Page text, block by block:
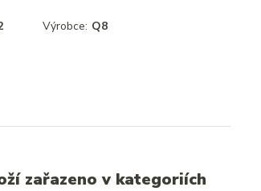
Výrobce: Q8
zařazeno v kategoriích